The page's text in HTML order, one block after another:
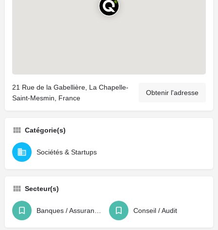
21 Rue de la Gabellière, La Chapelle-
Saint-Mesmin, France
Obtenir l'adresse
Catégorie(s)
Sociétés & Startups
Secteur(s)
Conseil / Audit